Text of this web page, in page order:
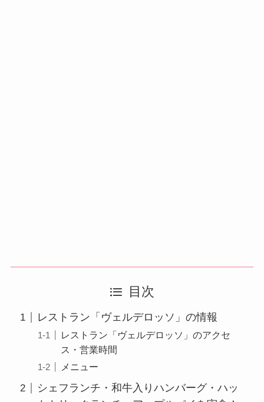
目次
レストラン「ヴェルデロッソ」の情報
レストラン「ヴェルデロッソ」のアクセ
ス・営業時間
メニュー
シェフランチ・和牛入りハンバーグ・ハッ